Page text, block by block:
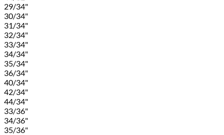
29/34"
30/34"
31/34"
32/34"
33/34"
34/34"
35/34"
36/34"
40/34"
42/34"
44/34"
33/36"
34/36"
35/36"